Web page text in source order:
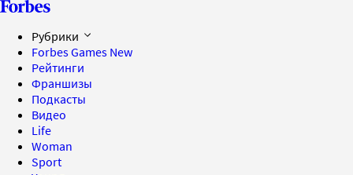
Рубрики
Forbes Games New
Рейтинги
Франшизы
Подкасты
Видео
Life
Woman
Sport